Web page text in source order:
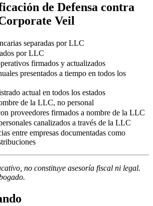
de Defensa contra
Veil
separadas por LLC
por LLC
firmados y actualizados
presentados a tiempo en todos los
actual en todos los estados
de la LLC, no personal
proveedores firmados a nombre de la LLC
canalizados a través de la LLC
entre empresas documentadas como
no constituye asesoría fiscal ni legal.